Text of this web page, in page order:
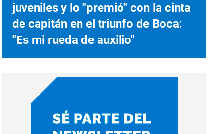
juveniles y lo "premió" con la cinta
de capitán en el triunfo de Boca:
"Es mi rueda de auxilio"